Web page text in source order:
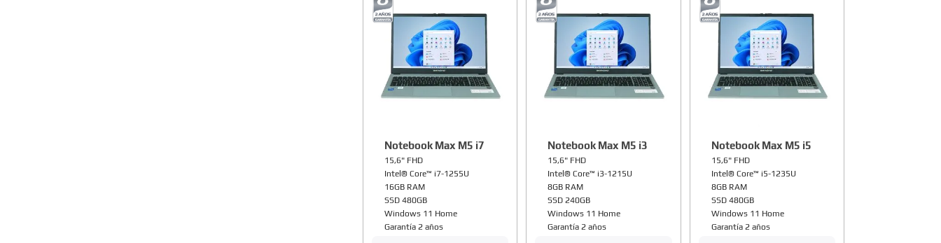
Notebook Max M5 i7
15,6" FHD
Intel® Core™ i7-1255U
16GB RAM
SSD 480GB
Windows 11 Home
Garantía 2 años
Notebook Max M5 i3
15,6" FHD
Intel® Core™ i3-1215U
8GB RAM
SSD 240GB
Windows 11 Home
Garantía 2 años
Notebook Max M5 i5
15,6" FHD
Intel® Core™ i5-1235U
8GB RAM
SSD 480GB
Windows 11 Home
Garantía 2 años